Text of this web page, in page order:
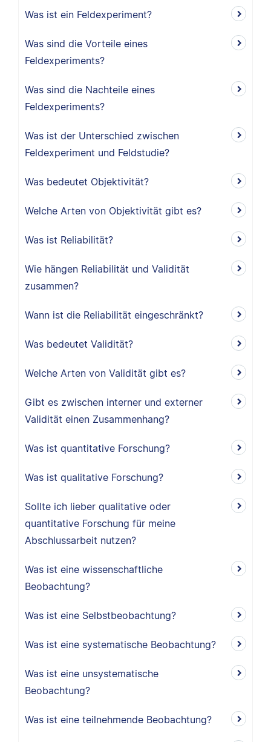
Was ist ein Feldexperiment?
Was sind die Vorteile eines
Feldexperiments?
Was sind die Nachteile eines
Feldexperiments?
Was ist der Unterschied zwischen
Feldexperiment und Feldstudie?
Was bedeutet Objektivität?
Welche Arten von Objektivität gibt es?
Was ist Reliabilität?
Wie hängen Reliabilität und Validität
zusammen?
Wann ist die Reliabilität eingeschränkt?
Was bedeutet Validität?
Welche Arten von Validität gibt es?
Gibt es zwischen interner und externer
Validität einen Zusammenhang?
Was ist quantitative Forschung?
Was ist qualitative Forschung?
Sollte ich lieber qualitative oder
quantitative Forschung für meine
Abschlussarbeit nutzen?
Was ist eine wissenschaftliche
Beobachtung?
Was ist eine Selbstbeobachtung?
Was ist eine systematische Beobachtung?
Was ist eine unsystematische
Beobachtung?
Was ist eine teilnehmende Beobachtung?